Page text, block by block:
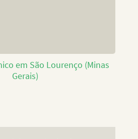
em São Lourenço (Minas
Gerais)